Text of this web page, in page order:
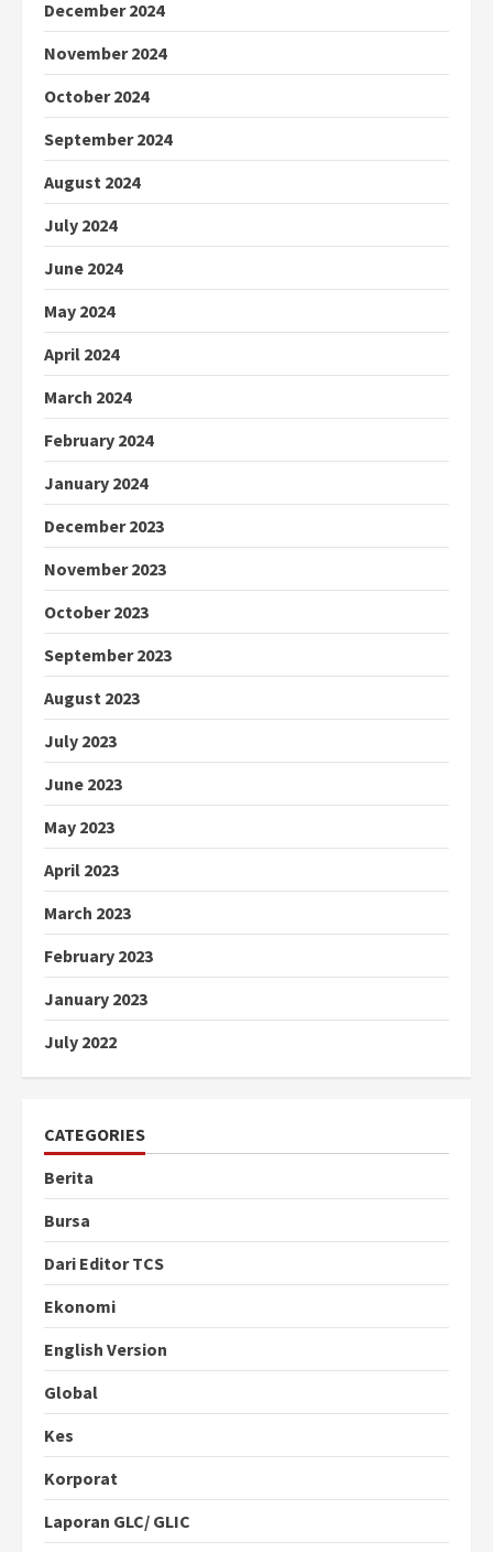
December 2024
November 2024
October 2024
September 2024
August 2024
July 2024
June 2024
May 2024
April 2024
March 2024
February 2024
January 2024
December 2023
November 2023
October 2023
September 2023
August 2023
July 2023
June 2023
May 2023
April 2023
March 2023
February 2023
January 2023
July 2022
CATEGORIES
Berita
Bursa
Dari Editor TCS
Ekonomi
English Version
Global
Kes
Korporat
Laporan GLC/ GLIC